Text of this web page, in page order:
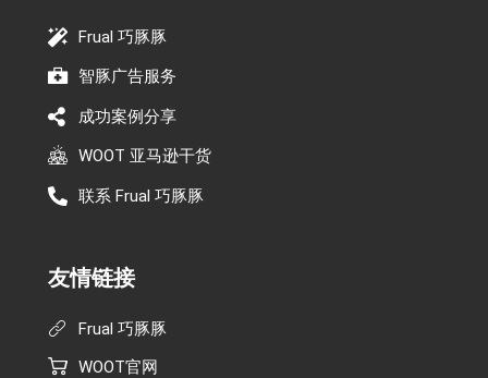
Frual 巧豚豚
智豚广告服务
成功案例分享
WOOT 亚马逊干货
联系 Frual 巧豚豚
友情链接
Frual 巧豚豚
WOOT官网